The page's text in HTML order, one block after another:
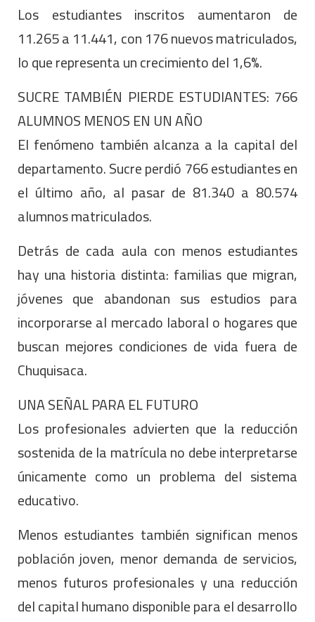
Los estudiantes inscritos aumentaron de
11.265 a 11.441, con 176 nuevos matriculados,
lo que representa un crecimiento del 1,6%.
SUCRE TAMBIÉN PIERDE ESTUDIANTES: 766
ALUMNOS MENOS EN UN AÑO
El fenómeno también alcanza a la capital del
departamento. Sucre perdió 766 estudiantes en
el último año, al pasar de 81.340 a 80.574
alumnos matriculados.
Detrás de cada aula con menos estudiantes
hay una historia distinta: familias que migran,
jóvenes que abandonan sus estudios para
incorporarse al mercado laboral o hogares que
buscan mejores condiciones de vida fuera de
Chuquisaca.
UNA SEÑAL PARA EL FUTURO
Los profesionales advierten que la reducción
sostenida de la matrícula no debe interpretarse
únicamente como un problema del sistema
educativo.
Menos estudiantes también significan menos
población joven, menor demanda de servicios,
menos futuros profesionales y una reducción
del capital humano disponible para el desarrollo